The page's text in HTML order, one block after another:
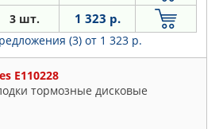
3 шт. 1 323 р.
(3) от 1 323 р.
E110228
тормозные дисковые